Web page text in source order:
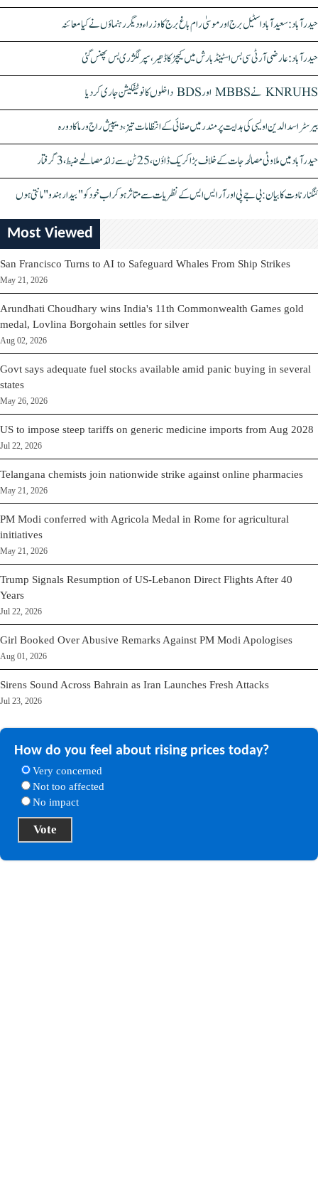
حیدرآباد: سعیدآباد اسٹیل برج اور موسیٰ رام باغ برج کا وزراء و دیگر رہنماؤں نے کیا معائنہ
حیدرآباد: عارضی آر ٹی سی بس اسٹینڈ بارش میں کیچڑ کا ڈھیر، سپر لگژری بس پھنس گئی
KNRUHS نے MBBS اور BDS داخلوں کا نوٹیفکیشن جاری کر دیا
بیرسٹر اسدالدین اویسی کی ہدایت پر مندر میں صفائی کے انتظامات تیز، دیپیش راج ورما کا دورہ
حیدرآباد میں ملاوٹی مصالحہ جات کے خلاف بڑا کریک ڈاؤن، 25 ٹن سے زائد مصالحے ضبط، 3 گرفتار
کنگنا رناوت کا بیان: بی جے پی اور آر ایس ایس کے نظریات سے متاثر ہو کر اب خود کو "بیدار ہندو" مانتی ہوں
Most Viewed
San Francisco Turns to AI to Safeguard Whales From Ship Strikes
May 21, 2026
Arundhati Choudhary wins India's 11th Commonwealth Games gold
medal, Lovlina Borgohain settles for silver
Aug 02, 2026
Govt says adequate fuel stocks available amid panic buying in several
states
May 26, 2026
US to impose steep tariffs on generic medicine imports from Aug 2028
Jul 22, 2026
Telangana chemists join nationwide strike against online pharmacies
May 21, 2026
PM Modi conferred with Agricola Medal in Rome for agricultural
initiatives
May 21, 2026
Trump Signals Resumption of US-Lebanon Direct Flights After 40
Years
Jul 22, 2026
Girl Booked Over Abusive Remarks Against PM Modi Apologises
Aug 01, 2026
Sirens Sound Across Bahrain as Iran Launches Fresh Attacks
Jul 23, 2026
How do you feel about rising prices today?
Very concerned
Not too affected
No impact